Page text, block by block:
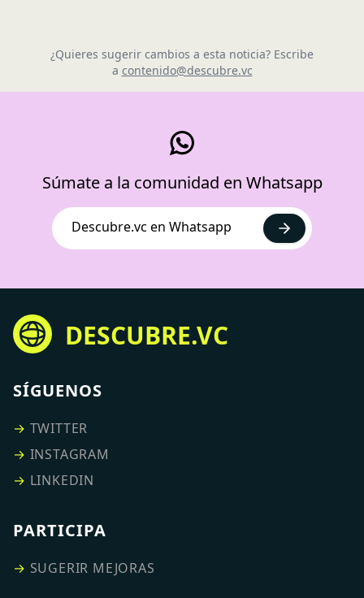
¿Quieres sugerir cambios a esta noticia? Escribe
a contenido@descubre.vc
Súmate a la comunidad en Whatsapp
Descubre.vc en Whatsapp
DESCUBRE.VC
SÍGUENOS
→ TWITTER
→ INSTAGRAM
→ LINKEDIN
PARTICIPA
→ SUGERIR MEJORAS